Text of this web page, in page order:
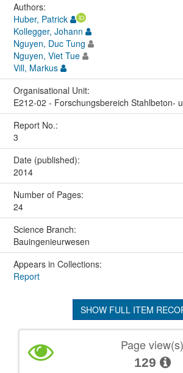
Authors:
Huber, Patrick
Kollegger, Johann
Nguyen, Duc Tung
Nguyen, Viet Tue
Vill, Markus
Organisational Unit:
E212-02 - Forschungsbereich Stahlbeton-
Report No.:
3
Date (published):
2014
Number of Pages:
24
Science Branch:
Bauingenieurwesen
Appears in Collections:
Report
SHOW FULL ITEM
Page view(s)
129